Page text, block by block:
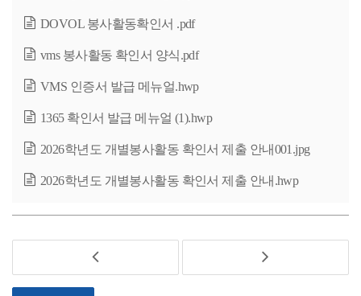
DOVOL 봉사활동확인서 .pdf
vms 봉사활동 확인서 양식.pdf
VMS 인증서 발급 메뉴얼.hwp
1365 확인서 발급 메뉴얼 (1).hwp
2026학년도 개별봉사활동 확인서 제출 안내001.jpg
2026학년도 개별봉사활동 확인서 제출 안내.hwp